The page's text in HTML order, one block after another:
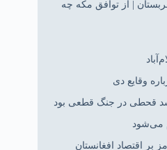
| از توافق مکه چه
وقایع دی
قحطی در جنگ قطعی بود
می‌شود
بر اقتصاد افغانستان